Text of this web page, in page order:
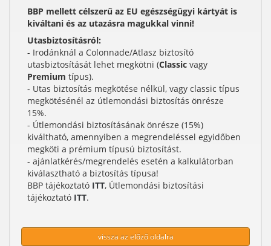
BBP mellett célszerű az EU egészségügyi kártyát is
kiváltani és az utazásra magukkal vinni!
Utasbiztosításról:
- Irodánknál a Colonnade/Atlasz biztosító
utasbiztosítását lehet megkötni (Classic vagy
Premium típus).
- Utas biztosítás megkötése nélkül, vagy classic típus
megkötésénél az útlemondási biztosítás önrésze
15%.
- Útlemondási biztosításának önrésze (15%)
kiváltható, amennyiben a megrendeléssel egyidőben
megköti a prémium típusú biztosítást.
- ajánlatkérés/megrendelés esetén a kalkulátorban
kiválasztható a biztosítás típusa!
BBP tájékoztató ITT, Útlemondási biztosítási
tájékoztató ITT.
vissza az előző oldalra